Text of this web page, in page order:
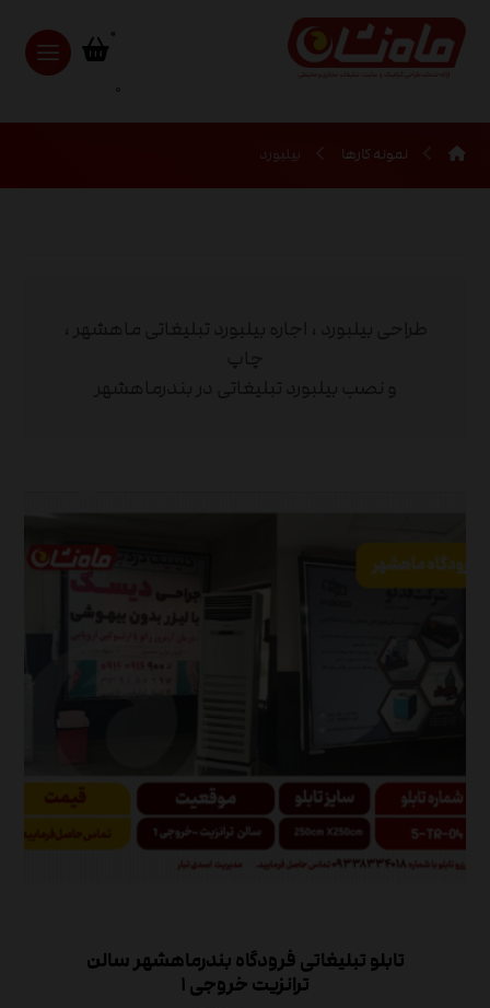
نمونه کارها بیلبورد
تابلو تبلیغاتی فرودگاه بندرماهشهر سالن
ترانزیت خروجی ۱